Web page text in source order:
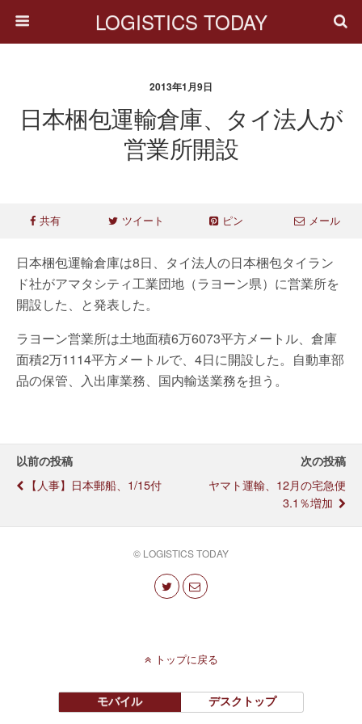
LOGISTICS TODAY
2013年1月9日
日本梱包運輸倉庫、タイ法人が
営業所開設
共有 ツイート ピン メール
日本梱包運輸倉庫は8日、タイ法人の日本梱包タイラン
ド社がアマタシティ工業団地（ラヨーン県）に営業所を
開設した、と発表した。
ラヨーン営業所は土地面積6万6073平方メートル、倉庫
面積2万1114平方メートルで、4日に開設した。自動車部
品の保管、入出庫業務、国内輸送業務を担う。
以前の投稿
【人事】日本郵船、1/15付
次の投稿
ヤマト運輸、12月の宅急便
3.1％増加
© LOGISTICS TODAY
トップに戻る
モバイル デスクトップ